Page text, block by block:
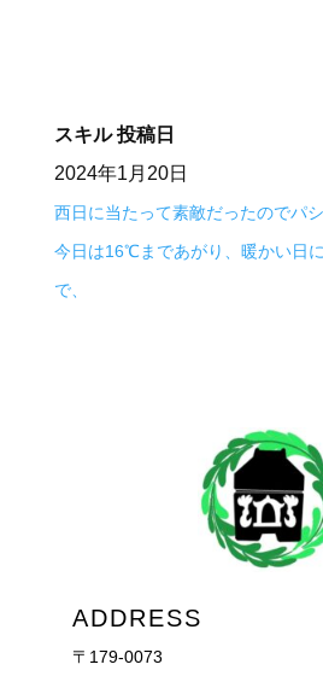
スキル 投稿日
2024年1月20日
西日に当たって素敵だったのでパ
今日は16℃まであがり、暖かい日
で、
ADDRESS
〒179-0073